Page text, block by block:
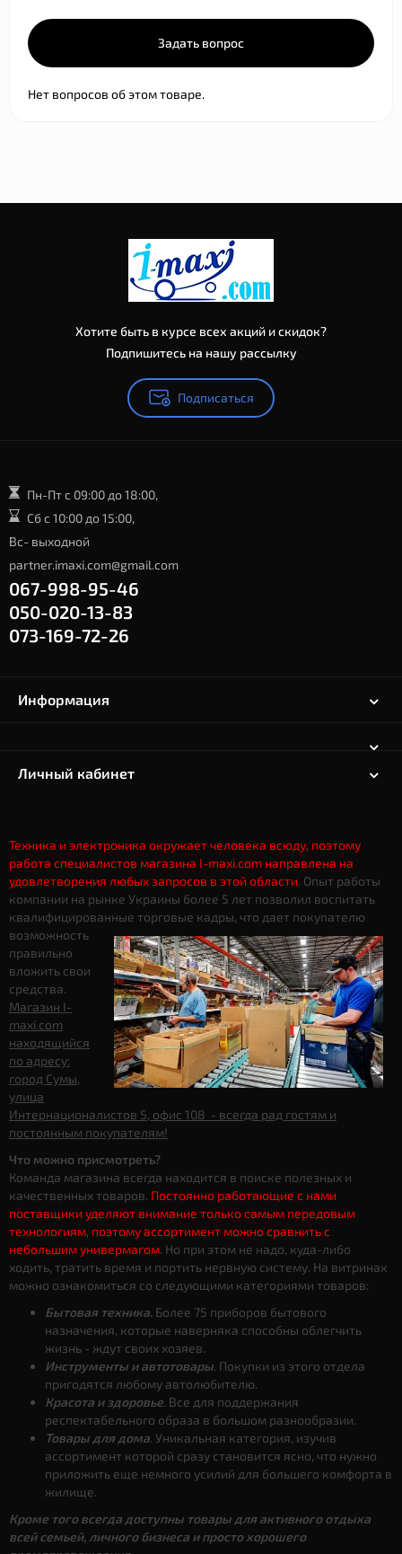
Задать вопрос
Нет вопросов об этом товаре.
Хотите быть в курсе всех акций и скидок?
Подпишитесь на нашу рассылку
Подписаться
Пн-Пт с 09:00 до 18:00,
Сб с 10:00 до 15:00,
Вс- выходной
partner.imaxi.com@gmail.com
067-998-95-46
050-020-13-83
073-169-72-26
Информация
Личный кабинет
Техника и электроника окружает человека всюду, поэтому
работа специалистов магазина I-maxi.com направлена на
удовлетворения любых запросов в этой области. Опыт работы
компании на рынке Украины более 5 лет позволил воспитать
квалифицированные торговые кадры, что дает покупателю
возможность
правильно
вложить свои
средства.
Магазин I-
maxi.com
находящийся
по адресу:
город Сумы,
улица
Интернационалистов 5, офис 108 - всегда рад гостям и
постоянным покупателям!
Что можно присмотреть?
Команда магазина всегда находится в поиске полезных и
качественных товаров. Постоянно работающие с нами
поставщики уделяют внимание только самым передовым
технологиям, поэтому ассортимент можно сравнить с
небольшим универмагом. Но при этом не надо, куда-либо
ходить, тратить время и портить нервную систему. На витринах
можно ознакомиться со следующими категориями товаров:
Бытовая техника. Более 75 приборов бытового
назначения, которые наверняка способны облегчить
жизнь - ждут своих хозяев.
Инструменты и автотовары. Покупки из этого отдела
пригодятся любому автолюбителю.
Красота и здоровье. Все для поддержания
респектабельного образа в большом разнообразии.
Товары для дома. Уникальная категория, изучив
ассортимент которой сразу становится ясно, что нужно
приложить еще немного усилий для большего комфорта в
жилище.
Кроме того всегда доступны товары для активного отдыха
всей семьей, личного бизнеса и просто хорошего